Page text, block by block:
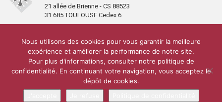
21 allée de Brienne - CS 88523
31 685 TOULOUSE Cedex 6
Partenaires et soutiens
Lettre d’information
Réseaux sociaux
Sciences Po Toulouse
Carré Alumni de la bibliothèque de Sciences Po Toulouse
10 000 diplômés
Réseau ScPo
Mentions légales Politique de confidentialité
Plan du site
Nous utilisons des cookies pour vous garantir la meilleure
expérience et améliorer la performance de notre site.
Pour plus d'informations, consulter notre politique de
confidentialité. En continuant votre navigation, vous acceptez le
dépôt de cookies.